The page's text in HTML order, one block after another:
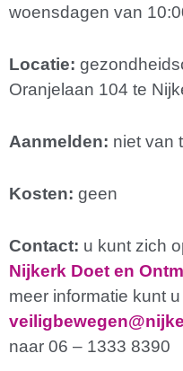
woensdagen van
Locatie:
Oranjelaan 104 te
Aanmelden: niet van
Kosten: geen
Contact: u kunt zich
Nijkerk Doet en
meer informatie kunt
naar 06 – 1333 8390